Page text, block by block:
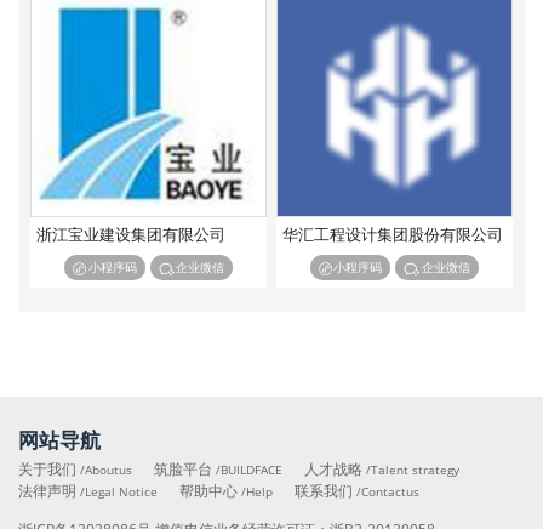
浙江宝业建设集团有限公司
小程序码 企业微信
华汇工程设计集团股份有限公司
小程序码 企业微信
网站导航
关于我们 /Aboutus 筑脸平台/BUILDFACE 人才战略/Talent strategy
法律声明 /Legal Notice 帮助中心/Help 联系我们/Contactus